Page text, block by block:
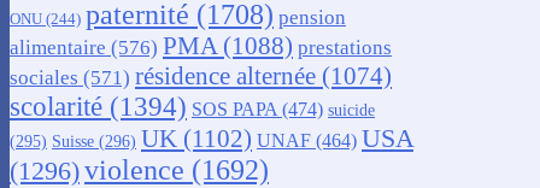
ONU (244) paternité (1708) pension
alimentaire (576) PMA(1088) prestations
sociales (571) résidence alternée (1074)
scolarité (1394) SOS PAPA(474) suicide
(295) Suisse (296) UK (1102) UNAF (464) USA
(1296)violence (1692)